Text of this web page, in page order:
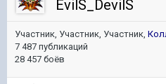
EvilS_DevilS
Участник, Участник, Участник,
7 487 публикаций
28 457 боёв